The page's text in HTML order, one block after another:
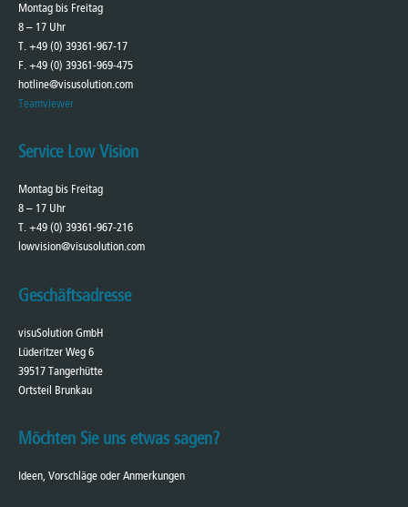
Montag bis Freitag
8 – 17 Uhr
T. +49 (0) 39361-967-17
F. +49 (0) 39361-969-475
hotline@visusolution.com
Teamviewer
Service Low Vision
Montag bis Freitag
8 – 17 Uhr
T. +49 (0) 39361-967-216
lowvision@visusolution.com
Geschäftsadresse
visuSolution GmbH
Lüderitzer Weg 6
39517 Tangerhütte
Ortsteil Brunkau
Möchten Sie uns etwas sagen?
Ideen, Vorschläge oder Anmerkungen